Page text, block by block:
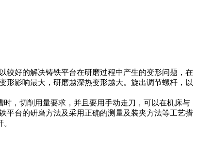
较好的解决铸铁平台在研磨过程中产生的变形问题，在
形影响最大，研磨越深热变形越大。旋出调节螺杆，以
时，切削用量要求，并且要用手动走刀，可以在机床与
平台的研磨方法及采用正确的测量及装夹方法等工艺措